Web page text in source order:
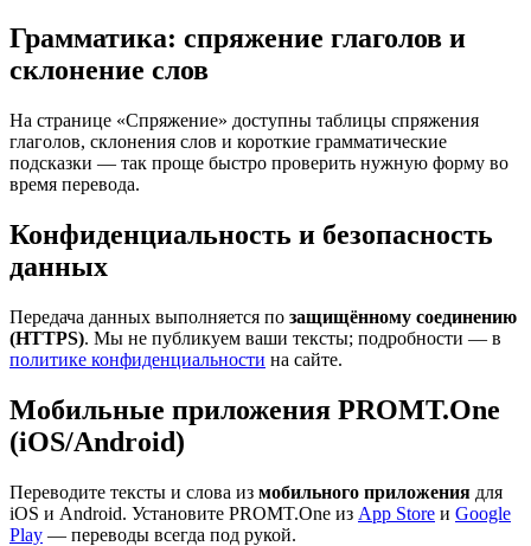
Грамматика: спряжение глаголов и
склонение слов
На странице «Спряжение» доступны таблицы спряжения
глаголов, склонения слов и короткие грамматические
подсказки — так проще быстро проверить нужную форму во
время перевода.
Конфиденциальность и безопасность
данных
Передача данных выполняется по защищённому соединению
(HTTPS). Мы не публикуем ваши тексты; подробности — в
политике конфиденциальности на сайте.
Мобильные приложения PROMT.One
(iOS/Android)
Переводите тексты и слова из мобильного приложения для
iOS и Android. Установите PROMT.One из App Store и Google
Play — переводы всегда под рукой.